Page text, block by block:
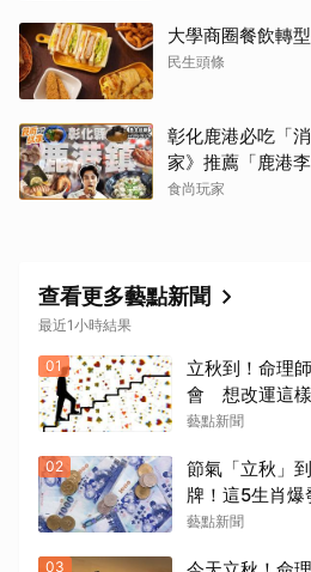
大學商圈餐飲轉
民生頭條
彰化鹿港必吃「
家》推薦「鹿港李
食尚玩家
查看更多藝點新聞
最近1小時結果
01
立秋到！命理
會 想改運這
藝點新聞
02
節氣「立秋」
牌！這5生肖爆
藝點新聞
03